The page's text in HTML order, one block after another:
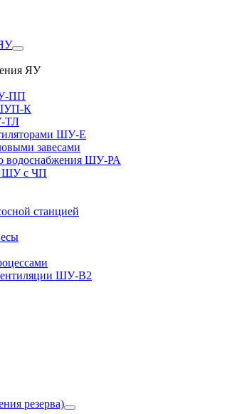
ЯУ
ПП
К
ТЛ
ШУ-Е
завесами
водоснабжения ШУ-РА
ШУ с ЧП
станцией
ШУ-В2
резерва)